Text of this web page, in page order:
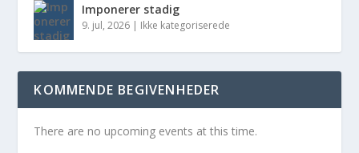
Imponerer stadig
9. jul, 2026 | Ikke kategoriserede
KOMMENDE BEGIVENHEDER
There are no upcoming events at this time.